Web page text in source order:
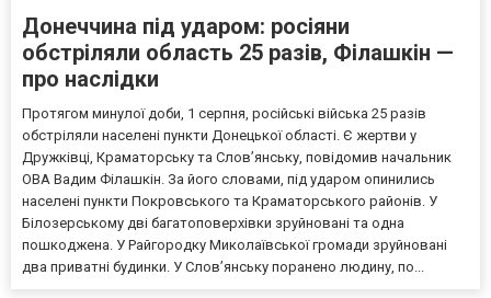
Донеччина під ударом: росіяни
обстріляли область 25 разів, Філашкін —
про наслідки
Протягом минулої доби, 1 серпня, російські війська 25 разів
обстріляли населені пункти Донецької області. Є жертви у
Дружківці, Краматорську та Слов’янську, повідомив начальник
ОВА Вадим Філашкін. За його словами, під ударом опинились
населені пункти Покровського та Краматорського районів. У
Білозерському дві багатоповерхівки зруйновані та одна
пошкоджена. У Райгородку Миколаївської громади зруйновані
два приватні будинки. У Слов’янську поранено людину, по...